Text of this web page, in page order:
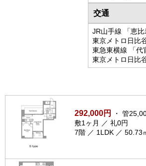
交通
JR山手線 「恵
東京メトロ日比
東急東横線 「代
東京メトロ日比
292,000円
・ 管
敷1ヶ月 ／ 礼0円
7階 ／ 1LDK ／ 50.73